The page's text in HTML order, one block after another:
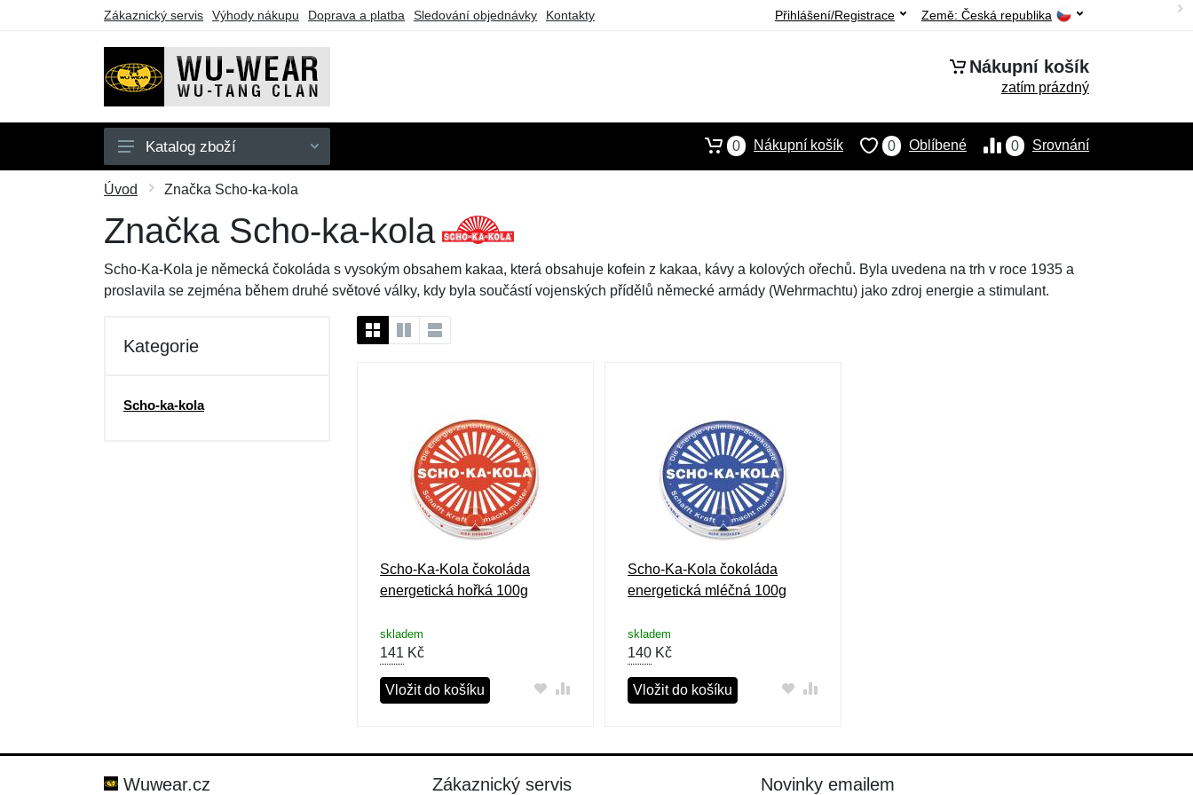
Zákaznický servis Výhody nákupu Doprava a platba Sledování objednávky Kontakty Země: Česká republika
Přihlášení/Registrace
Nákupní košík
zatím prázdný
Mikiny
Trička
Výprodej
Katalog zboží 0 Srovnání
0 Oblíbené
0 Nákupní košík
Úvod Značka Scho-ka-kola
Značka Scho-ka-kola
Scho-Ka-Kola je německá čokoláda s vysokým obsahem kakaa, která obsahuje kofein z kakaa, kávy a kolových ořechů. Byla uvedena na trh v roce 1935 a
proslavila se zejména během druhé světové války, kdy byla součástí vojenských přídělů německé armády (Wehrmachtu) jako zdroj energie a stimulant.
Kategorie
Scho-ka-kola
Scho-Ka-Kola čokoláda
energetická hořká 100g
skladem
141 Kč
Vložit do košíku
Scho-Ka-Kola čokoláda
energetická mléčná 100g
skladem
140Kč
Vložit do košíku
Wuwear.cz Zákaznický servis Novinky emailem